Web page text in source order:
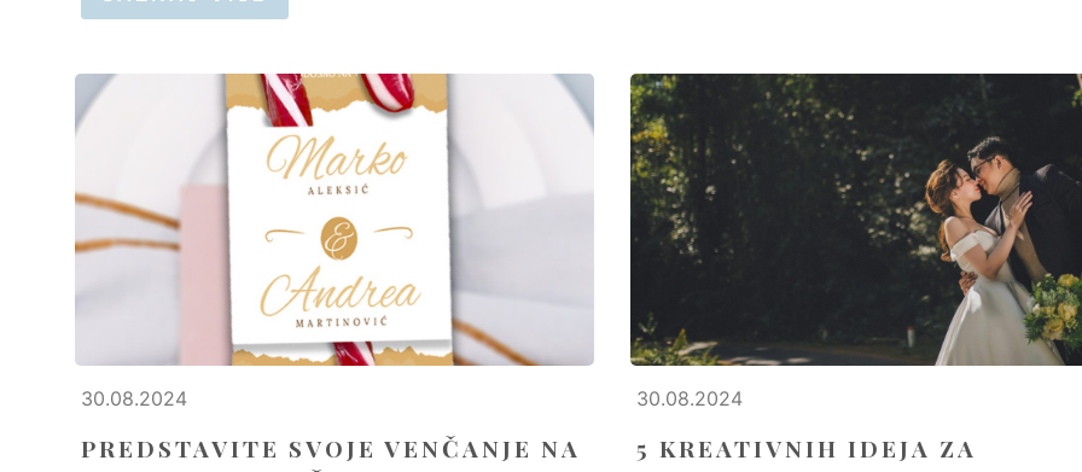
30.08.2024
PREDSTAVITE SVOJE VENČANJE NA
30.08.2024
5 KREATIVNIH IDEJA ZA